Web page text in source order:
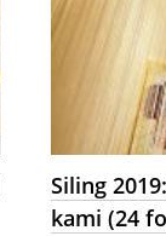
Siling
kami (24